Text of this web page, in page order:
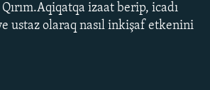
Qırım.Aqiqatqa izaat berip, icadı
ustaz olaraq nasıl inkişaf etkenini